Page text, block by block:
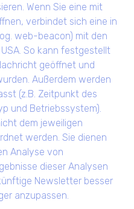
Wenn Sie eine mit
verbindet sich eine in
web-beacon) mit den
So kann festgestellt
geöffnet und
Außerdem werden
(z.B. Zeitpunkt des
und Betriebssystem).
dem jeweiligen
werden. Sie dienen
Analyse von
dieser Analysen
Newsletter besser
anzupassen.